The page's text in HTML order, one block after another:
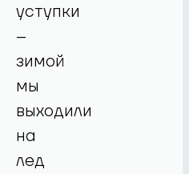
уступки
–
зимой
мы
выходили
на
лед